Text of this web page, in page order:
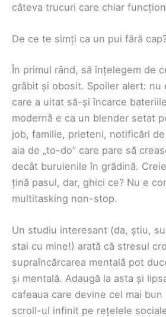
câteva trucuri care chiar
De ce te simți ca un pui fără
În primul rând, să înțelegem de
grăbit și obosit. Spoiler alert: nu
care a uitat să-și încarce
modernă e ca un blender setat
job, familie, prieteni, notificări
aia de „to-do” care pare să
decât buruienile în grădină.
țină pasul, dar, ghici ce? Nu e
multitasking non-stop.
Un studiu interesant (da, știu,
stai cu mine!) arată că stresul
supraîncărcarea mentală pot
și mentală. Adaugă la asta și
cafeaua care devine cel mai
scroll-ul infinit pe rețelele